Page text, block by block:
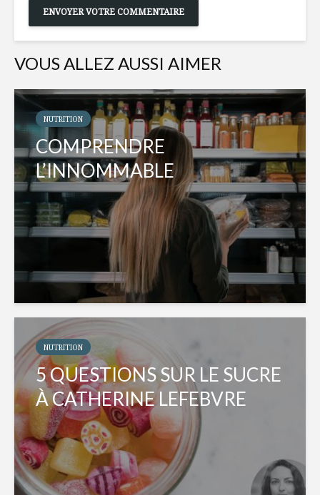
VOUS ALLEZ AUSSI AIMER
NUTRITION
COMPRENDRE
L’INNOMMABLE
NUTRITION
5 QUESTIONS SUR LE SUCRE
À CATHERINE LEFEBVRE